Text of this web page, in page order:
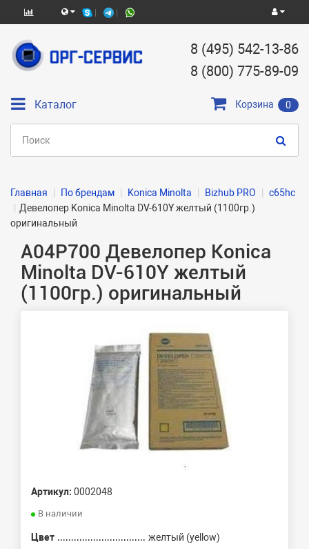
8 (495) 542-13-86
8 (800) 775-89-09
Каталог Корзина 0
Главная По брендам Konica Minolta Bizhub PRO
c65hc
Девелопер Konica Minolta DV-610Y желтый (1100гр.)
оригинальный
A04P700 Девелопер Konica
Minolta DV-610Y желтый
(1100гр.) оригинальный
Артикул: 0002048
В наличии
Цвет
желтый (yellow)